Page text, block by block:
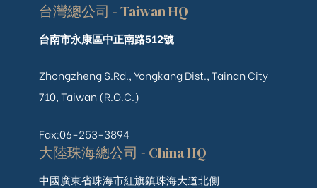
台灣總公司 - Taiwan HQ
台南市永康區中正南路512號
Zhongzheng S.Rd., Yongkang Dist., Tainan City
710, Taiwan (R.O.C.)
Fax:06-253-3894
大陸珠海總公司 - China HQ
中國廣東省珠海市紅旗鎮珠海大道北側